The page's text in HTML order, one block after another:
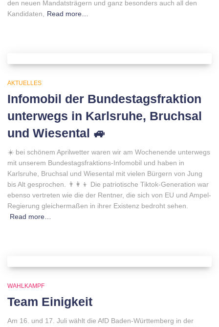
den neuen Mandatsträgern und ganz besonders auch all den
Kandidaten, Read more…
AKTUELLES
Infomobil der Bundestagsfraktion
unterwegs in Karlsruhe, Bruchsal
und Wiesental 🚙
☀️ bei schönem Aprilwetter waren wir am Wochenende unterwegs
mit unserem Bundestagsfraktions-Infomobil und haben in
Karlsruhe, Bruchsal und Wiesental mit vielen Bürgern von Jung
bis Alt gesprochen. 👨‍👩‍👦 Die patriotische Tiktok-Generation war
ebenso vertreten wie die der Rentner, die sich von EU und Ampel-
Regierung gleichermaßen in ihrer Existenz bedroht sehen.
Read more…
WAHLKAMPF
Team Einigkeit
Am 16. und 17. Juli wählt die AfD Baden-Württemberg in der